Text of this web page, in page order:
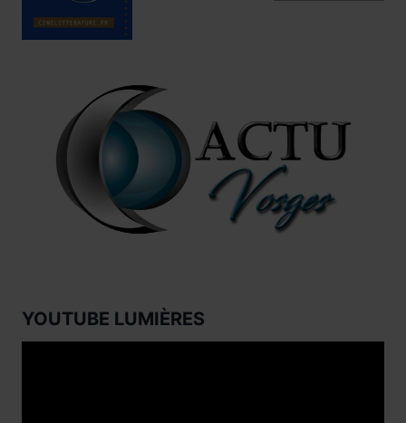
YOUTUBE LUMIÈRES